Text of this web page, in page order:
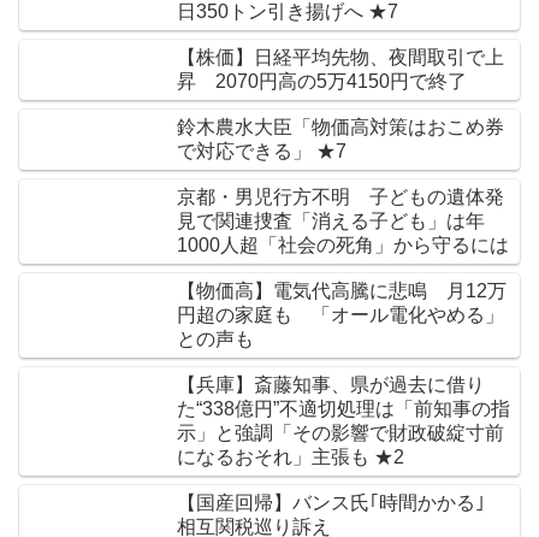
日350トン引き揚げへ ★7
【株価】日経平均先物、夜間取引で上
昇 2070円高の5万4150円で終了
鈴木農水大臣「物価高対策はおこめ券
で対応できる」 ★7
京都・男児行方不明 子どもの遺体発
見で関連捜査「消える子ども」は年
1000人超「社会の死角」から守るには
【物価高】電気代高騰に悲鳴 月12万
円超の家庭も 「オール電化やめる」
との声も
【兵庫】斎藤知事、県が過去に借り
た“338億円”不適切処理は「前知事の指
示」と強調「その影響で財政破綻寸前
になるおそれ」主張も ★2
【国産回帰】バンス氏｢時間かかる｣
相互関税巡り訴え